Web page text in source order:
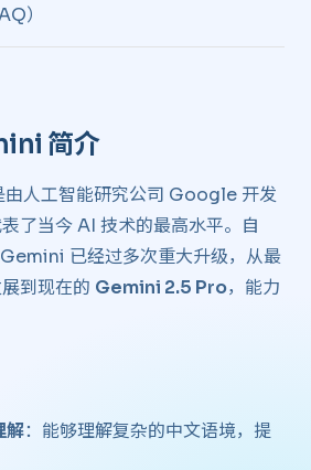
）
简介
由人工智能研究公司 Google 开发
了当今 AI 技术的最高水平。自
已经过多次重大升级，从最
到现在的 Gemini 2.5 Pro，能力
解：能够理解复杂的中文语境，提